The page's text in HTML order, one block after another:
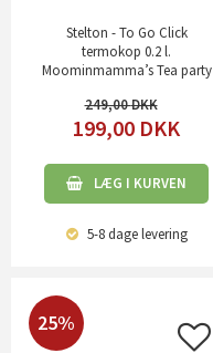
Stelton - To Go Click
termokop 0.2 l.
Moominmamma’s Tea party
249,00
199,00 DKK
LÆG I KURVEN
5-8 dagelevering
25%